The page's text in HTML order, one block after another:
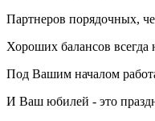
Партнеров порядочных,
Хороших балансов всегда
Под Вашим началом
И Ваш юбилей - это